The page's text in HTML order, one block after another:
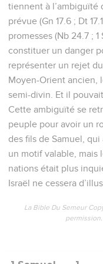
tiennent à l’ambiguïté
prévue (Gn 17.6 ; Dt
promesses (Nb 24.7 ;
constituer un danger
représenter un rejet
Moyen-Orient ancien,
semi-divin. Et il
Cette ambiguïté se
peuple pour avoir un
des fils de Samuel,
un motif valable, mais
nations était plus
Israël ne cessera
La Bible Du Semeur